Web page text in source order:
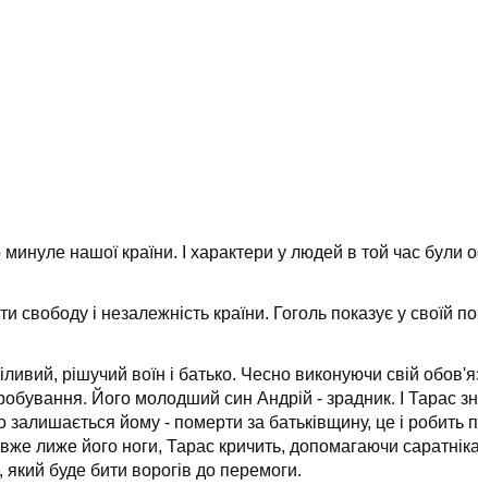
нашої країни. І характери у людей в той час були
і незалежність країни. Гоголь показує у своїй
рішучий воїн і батько. Чесно виконуючи свій
Його молодший син Андрій - зрадник. І Тарас
йому - померти за батьківщину, це і робить
лиже його ноги, Тарас кричить, допомагаючи
який буде бити ворогів до перемоги.